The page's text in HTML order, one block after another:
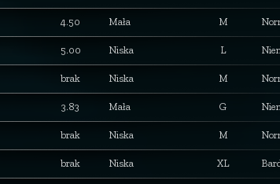
4.50 Mała M
5.00 Niska L
brak Niska M
3.83 Mała G
brak Niska M
brak Niska XL